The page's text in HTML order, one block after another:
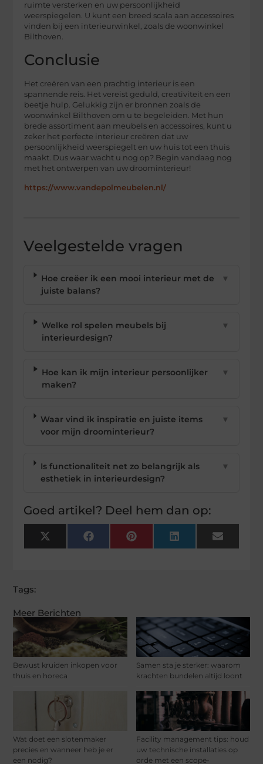
Meer Berichten
Bewust kruiden inkopen voor
thuis en horeca
Samen sta je sterker: waarom
krachten bundelen altijd loont
Wat doet een slotenmaker
precies en wanneer heb je er
een nodig?
Facility management tips: houd
uw technische installaties op
orde met een scope-
ruimte versterken en uw persoonlijkheid
weerspiegelen. U kunt een breed scala aan accessoires
vinden bij een interieurwinkel, zoals de woonwinkel
Bilthoven.
Conclusie
Het creëren van een prachtig interieur is een
spannende reis. Het vereist geduld, creativiteit en een
beetje hulp. Gelukkig zijn er bronnen zoals de
woonwinkel Bilthoven om u te begeleiden. Met hun
brede assortiment aan meubels en accessoires, kunt u
zeker het perfecte interieur creëren dat uw
persoonlijkheid weerspiegelt en uw huis tot een thuis
maakt. Dus waar wacht u nog op? Begin vandaag nog
met het ontwerpen van uw droominterieur!
https://www.vandepolmeubelen.nl/
Veelgestelde vragen
Hoe creëer ik een mooi interieur met de
juiste balans?
▼
Welke rol spelen meubels bij
interieurdesign?
▼
Hoe kan ik mijn interieur persoonlijker
maken?
▼
Waar vind ik inspiratie en juiste items
voor mijn droominterieur?
▼
Is functionaliteit net zo belangrijk als
esthetiek in interieurdesign?
▼
Goed artikel? Deel hem dan op:
X
(Twitter)
FacebookPinterest LinkedIn Email
Tags: